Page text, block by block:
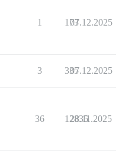
1 173
07.12.2025
3 335
07.12.2025
36 12835
28.11.2025